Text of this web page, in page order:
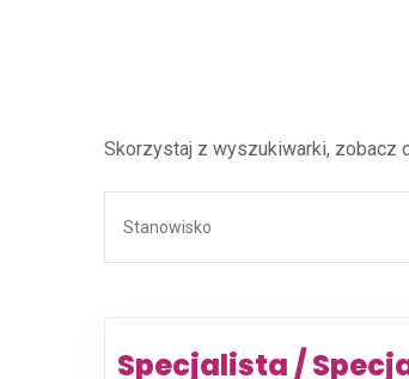
Skorzystaj z wyszukiwarki, zobacz
Specjalista /